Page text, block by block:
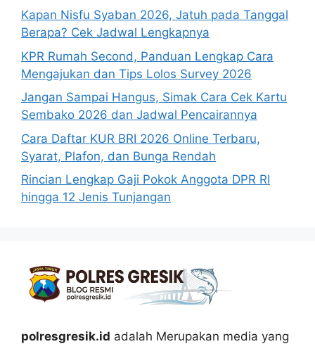
Kapan Nisfu Syaban 2026, Jatuh pada Tanggal
Berapa? Cek Jadwal Lengkapnya
KPR Rumah Second, Panduan Lengkap Cara
Mengajukan dan Tips Lolos Survey 2026
Jangan Sampai Hangus, Simak Cara Cek Kartu
Sembako 2026 dan Jadwal Pencairannya
Cara Daftar KUR BRI 2026 Online Terbaru,
Syarat, Plafon, dan Bunga Rendah
Rincian Lengkap Gaji Pokok Anggota DPR RI
hingga 12 Jenis Tunjangan
polresgresik.id adalah Merupakan media yang